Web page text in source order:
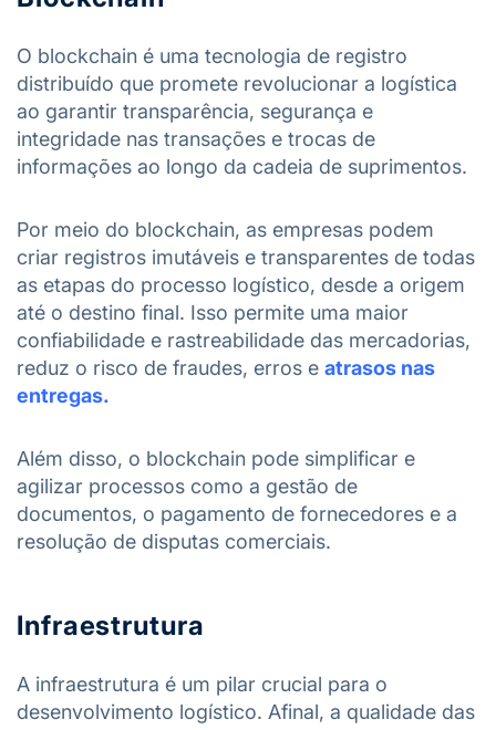
O blockchain é uma tecnologia de registro
distribuído que promete revolucionar a logística
ao garantir transparência, segurança e
integridade nas transações e trocas de
informações ao longo da cadeia de suprimentos.
Por meio do blockchain, as empresas podem
criar registros imutáveis ​​e transparentes de todas
as etapas do processo logístico, desde a origem
até o destino final. Isso permite uma maior
confiabilidade e rastreabilidade das mercadorias,
reduz o risco de fraudes, erros e atrasos nas
entregas.
Além disso, o blockchain pode simplificar e
agilizar processos como a gestão de
documentos, o pagamento de fornecedores e a
resolução de disputas comerciais.
Infraestrutura
A infraestrutura é um pilar crucial para o
desenvolvimento logístico. Afinal, a qualidade das